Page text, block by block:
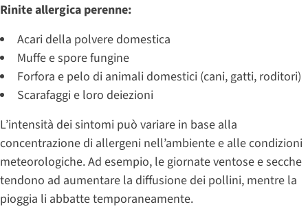
Rinite allergica perenne:
Acari della polvere domestica
Muffe e spore fungine
Forfora e pelo di animali domestici (cani, gatti, roditori)
Scarafaggi e loro deiezioni
L’intensità dei sintomi può variare in base alla
concentrazione di allergeni nell’ambiente e alle condizioni
meteorologiche. Ad esempio, le giornate ventose e secche
tendono ad aumentare la diffusione dei pollini, mentre la
pioggia li abbatte temporaneamente.